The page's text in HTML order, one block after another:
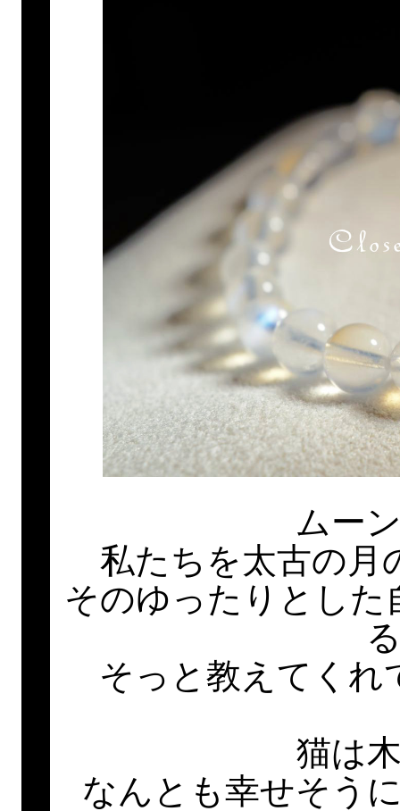
ムー
私たちを太古の月
そのゆったりとし
そっと教えてくれ
猫は
なんとも幸せそう